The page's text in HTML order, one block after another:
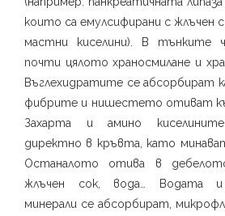
които са емулсифирани с жлъчен
мастни киселини). В тънките
почти цялото храносмилане и
Въглехидратите се абсорбират
фибрите и нишестето отиват
Захарта и амино
директно в кръвта, като
Останалото отива в
жлъчен сок, вода… Водата и
минерали се абсорбират,